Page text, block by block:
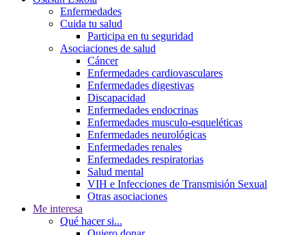
Enfermedades
Cuida tu salud
Participa en tu seguridad
Asociaciones de salud
Cáncer
Enfermedades cardiovasculares
Enfermedades digestivas
Discapacidad
Enfermedades endocrinas
Enfermedades musculo-esqueléticas
Enfermedades neurológicas
Enfermedades renales
Enfermedades respiratorias
Salud mental
VIH e Infecciones de Transmisión Sexual
Otras asociaciones
Me interesa
Qué hacer si...